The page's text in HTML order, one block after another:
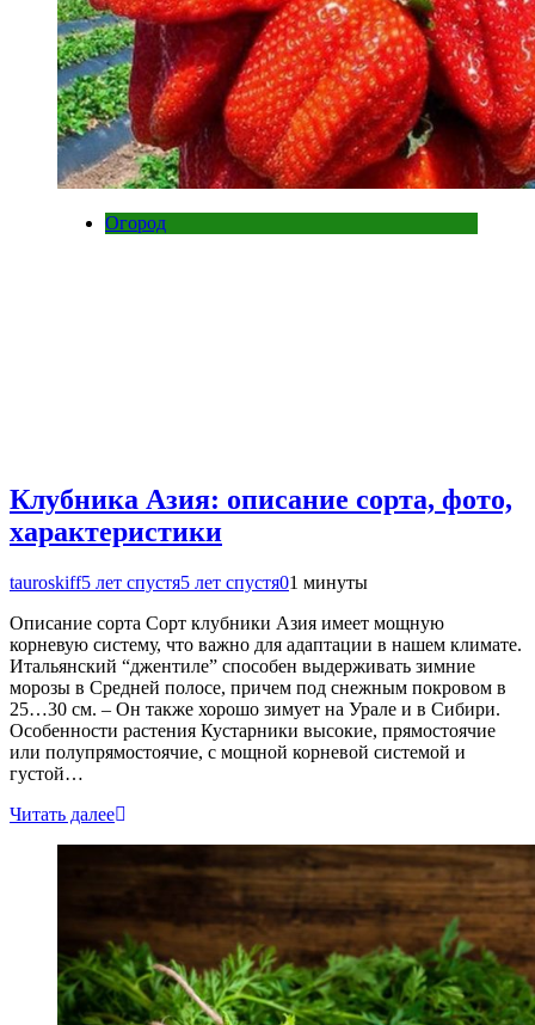
Огород
Клубника Азия: описание сорта, фото,
характеристики
tauroskiff5 лет спустя5 лет спустя01 минуты
Описание сорта Сорт клубники Азия имеет мощную
корневую систему, что важно для адаптации в нашем климате.
Итальянский “джентиле” способен выдерживать зимние
морозы в Средней полосе, причем под снежным покровом в
25…30 см. – Он также хорошо зимует на Урале и в Сибири.
Особенности растения Кустарники высокие, прямостоячие
или полупрямостоячие, с мощной корневой системой и
густой…
Читать далее